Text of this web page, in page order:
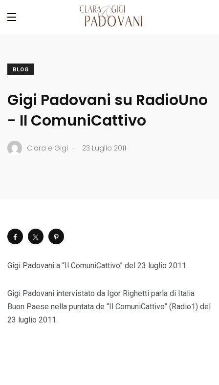
BLOG
Gigi Padovani su RadioUno
- Il ComuniCattivo
Clara e Gigi . 23 Luglio 2011
Gigi Padovani a “Il ComuniCattivo” del 23 luglio 2011
Gigi Padovani intervistato da Igor Righetti parla di Italia
Buon Paese nella puntata de “Il ComuniCattivo” (Radio1) del
23 luglio 2011.